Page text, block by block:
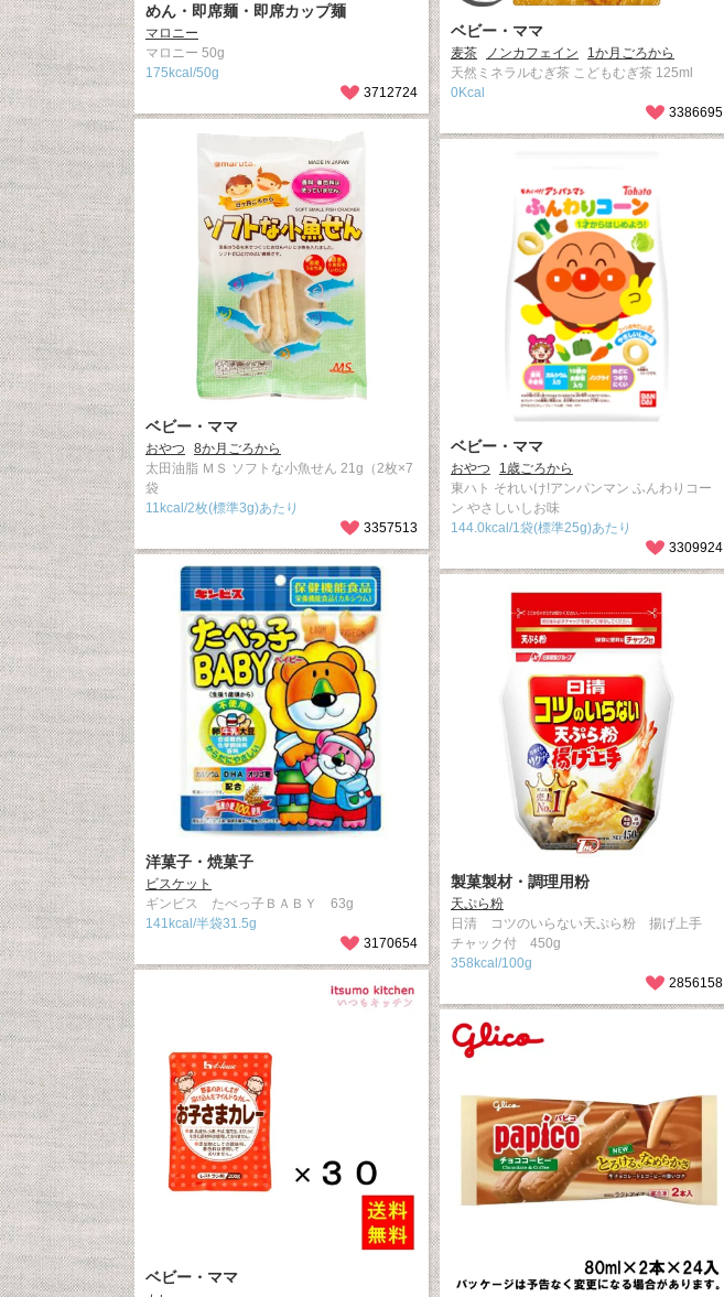
めん・即席麺・即席カップ麺
マロニー
マロニー 50g
175kcal/50g
3712724
ベビー・ママ
麦茶 ノンカフェイン
1か月ごろから
天然ミネラルむぎ茶 こどもむぎ茶 125ml
0Kcal
3386695
ベビー・ママ
おやつ
8か月ごろから
太田油脂 ＭＳ ソフトな小魚せん 21g（2枚×7
袋
11kcal/2枚(標準3g)あたり
3357513
ベビー・ママ
おやつ
1歳ごろから
東ハト それいけ!アンパンマン ふんわりコー
ン やさしいしお味
144.0kcal/1袋(標準25g)あたり
3309924
洋菓子・焼菓子
ビスケット
ギンビス たべっ子ＢＡＢＹ 63g
141kcal/半袋31.5g
3170654
製菓製材・調理用粉
天ぷら粉
日清 コツのいらない天ぷら粉 揚げ上手
チャック付 450g
358kcal/100g
2856158
ベビー・ママ